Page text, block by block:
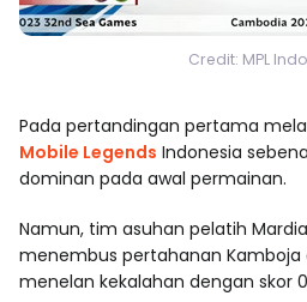
Credit: MPL
Pada pertandingan pertama
Mobile Legends Indonesia
dominan pada awal permainan.
Namun, tim asuhan pelatih
menembus pertahanan Kamboja
menelan kekalahan dengan skor